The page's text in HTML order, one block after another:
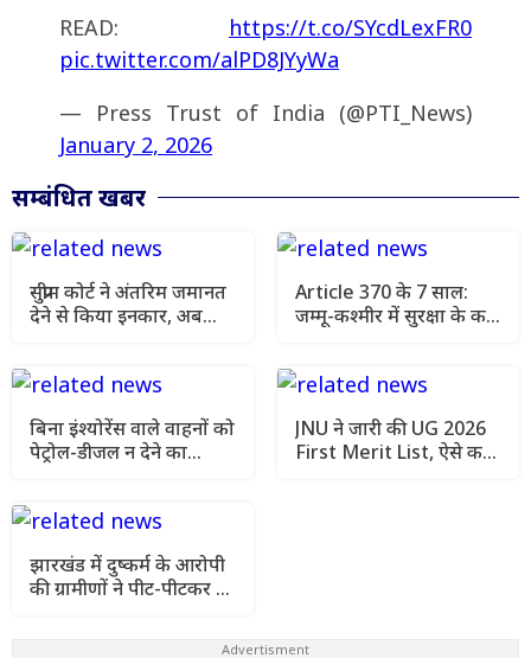
READ: https://t.co/SYcdLexFR0
pic.twitter.com/alPD8JYyWa
— Press Trust of India (@PTI_News)
January 2, 2026
सम्बंधित खबर
सुप्रीम कोर्ट ने अंतरिम जमानत
देने से किया इनकार, अब
फैसला
Article 370 के 7 साल:
जम्मू-कश्मीर में सुरक्षा के कड़े
बिना इंश्योरेंस वाले वाहनों को
पेट्रोल-डीजल न देने का
JNU ने जारी की UG 2026
First Merit List, ऐसे करें
झारखंड में दुष्कर्म के आरोपी
की ग्रामीणों ने पीट-पीटकर की